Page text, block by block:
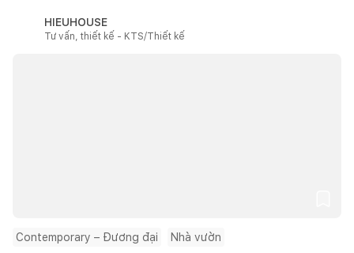
HIEUHOUSE
Tư vấn, thiết kế - KTS/Thiết kế
Contemporary – Đương đại Nhà vườn